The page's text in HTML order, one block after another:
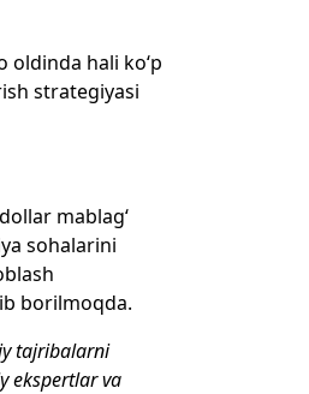
oldinda hali ko‘p
strategiyasi
mablag‘
sohalarini
borilmoqda.
tajribalarni
ekspertlar va